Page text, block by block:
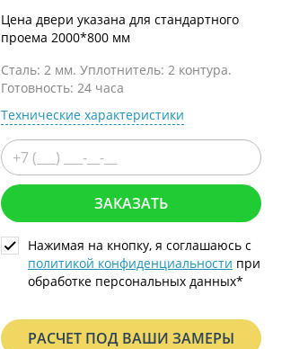
Цена двери указана для стандартного
проема 2000*800 мм
Сталь: 2 мм. Уплотнитель: 2 контура.
Готовность: 24 часа
Технические характеристики
ЗАКАЗАТЬ
Нажимая на кнопку, я соглашаюсь с
политикой конфиденциальности при
обработке персональных данных*
РАСЧЕТ ПОД ВАШИ ЗАМЕРЫ